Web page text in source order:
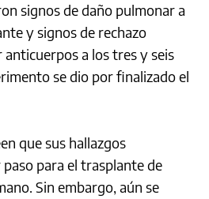
signos de daño pulmonar a
y signos de rechazo
a los tres y seis
se dio por finalizado el
que sus hallazgos
para el trasplante de
Sin embargo, aún se